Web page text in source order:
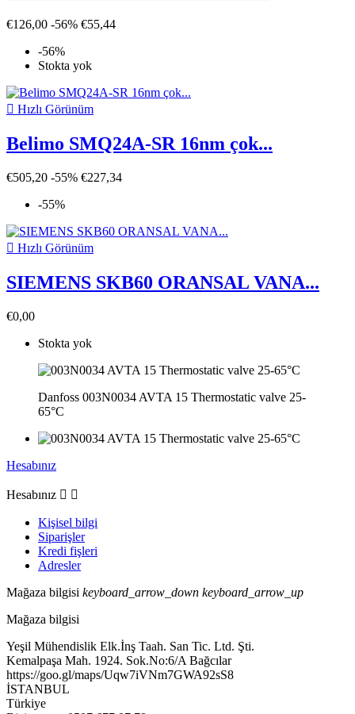
€126,00 -56% €55,44
-56%
Stokta yok
 Hızlı Görünüm
Belimo SMQ24A-SR 16nm çok...
€505,20 -55% €227,34
-55%
 Hızlı Görünüm
SIEMENS SKB60 ORANSAL VANA...
€0,00
Stokta yok
Danfoss 003N0034 AVTA 15 Thermostatic valve 25-
65°C
Hesabınız
Hesabınız  
Kişisel bilgi
Siparişler
Kredi fişleri
Adresler
Mağaza bilgisi keyboard_arrow_down keyboard_arrow_up
Mağaza bilgisi
Yeşil Mühendislik Elk.İnş Taah. San Tic. Ltd. Şti.
Kemalpaşa Mah. 1924. Sok.No:6/A Bağcılar
https://goo.gl/maps/Uqw7iVNm7GWA92sS8
İSTANBUL
Türkiye